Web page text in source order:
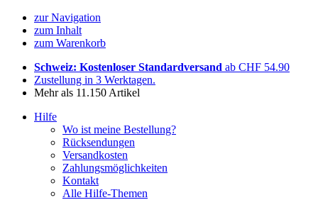
zur Navigation
zum Inhalt
zum Warenkorb
Schweiz: Kostenloser Standardversand ab CHF 54.90
Zustellung in 3 Werktagen.
Mehr als 11.150 Artikel
Hilfe
Wo ist meine Bestellung?
Rücksendungen
Versandkosten
Zahlungsmöglichkeiten
Kontakt
Alle Hilfe-Themen